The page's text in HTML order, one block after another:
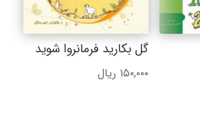
گل بکارید فرمانروا شوید
۱۵۰,۰۰۰ ریال